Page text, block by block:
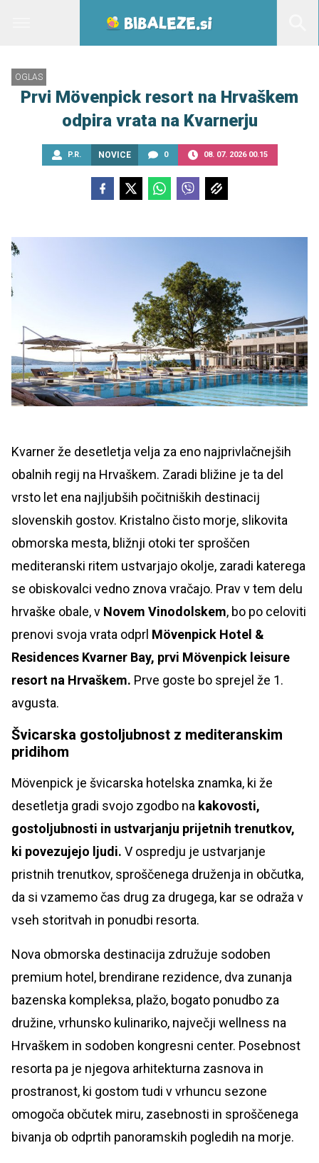
OGLAS
Prvi Mövenpick resort na Hrvaškem
odpira vrata na Kvarnerju
P.R. NOVICE 0 08. 07. 2026 00.15
Kvarner že desetletja velja za eno najprivlačnejših
obalnih regij na Hrvaškem. Zaradi bližine je ta del
vrsto let ena najljubših počitniških destinacij
slovenskih gostov. Kristalno čisto morje, slikovita
obmorska mesta, bližnji otoki ter sproščen
mediteranski ritem ustvarjajo okolje, zaradi katerega
se obiskovalci vedno znova vračajo. Prav v tem delu
hrvaške obale, v Novem Vinodolskem, bo po celoviti
prenovi svoja vrata odprl Mövenpick Hotel &
Residences Kvarner Bay, prvi Mövenpick leisure
resort na Hrvaškem. Prve goste bo sprejel že 1.
avgusta.
Švicarska gostoljubnost z mediteranskim
pridihom
Mövenpick je švicarska hotelska znamka, ki že
desetletja gradi svojo zgodbo na kakovosti,
gostoljubnosti in ustvarjanju prijetnih trenutkov,
ki povezujejo ljudi. V ospredju je ustvarjanje
pristnih trenutkov, sproščenega druženja in občutka,
da si vzamemo čas drug za drugega, kar se odraža v
vseh storitvah in ponudbi resorta.
Nova obmorska destinacija združuje sodoben
premium hotel, brendirane rezidence, dva zunanja
bazenska kompleksa, plažo, bogato ponudbo za
družine, vrhunsko kulinariko, največji wellness na
Hrvaškem in sodoben kongresni center. Posebnost
resorta pa je njegova arhitekturna zasnova in
prostranost, ki gostom tudi v vrhuncu sezone
omogoča občutek miru, zasebnosti in sproščenega
bivanja ob odprtih panoramskih pogledih na morje.